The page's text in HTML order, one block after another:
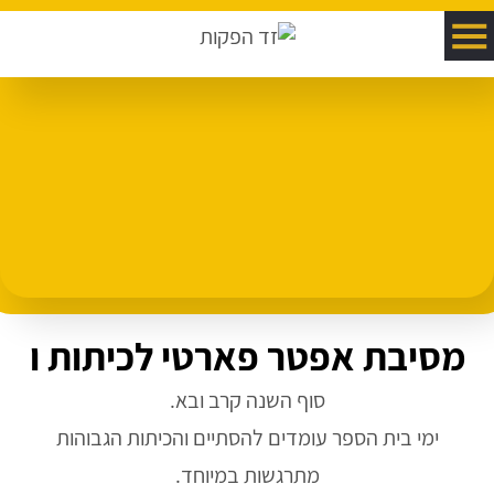
מסיבת אפטר פארטי לכיתות ו
סוף השנה קרב ובא.
ימי בית הספר עומדים להסתיים והכיתות הגבוהות
מתרגשות במיוחד.